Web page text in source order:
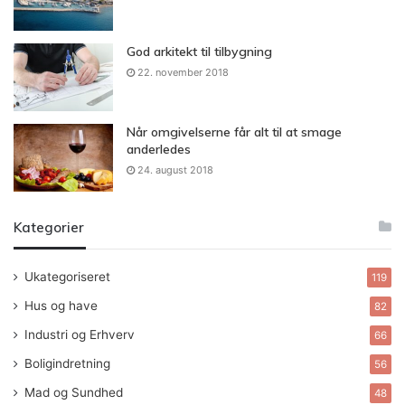
God arkitekt til tilbygning
22. november 2018
Når omgivelserne får alt til at smage
anderledes
24. august 2018
Kategorier
Ukategoriseret 119
Hus og have 82
Industri og Erhverv 66
Boligindretning 56
Mad og Sundhed 48